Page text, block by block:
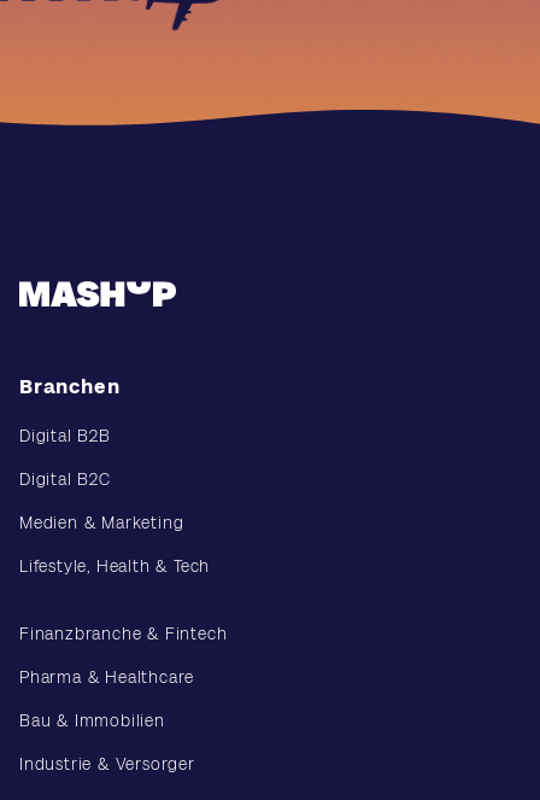
Branchen
Digital B2B
Digital B2C
Medien & Marketing
Lifestyle, Health & Tech
Finanzbranche & Fintech
Pharma & Healthcare
Bau & Immobilien
Industrie & Versorger